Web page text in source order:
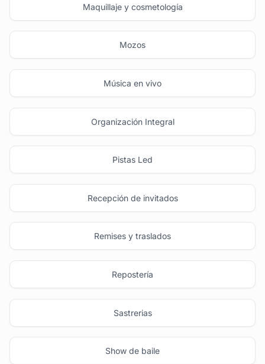
Maquillaje y cosmetología
Mozos
Música en vivo
Organización Integral
Pistas Led
Recepción de invitados
Remises y traslados
Repostería
Sastrerias
Show de baile